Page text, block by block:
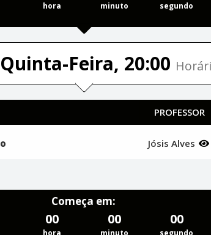
hora minuto segundo
Feira, 20:00
PROFESSOR
Jósis Alves
Começa em:
00
hora
00
minuto
00
segundo